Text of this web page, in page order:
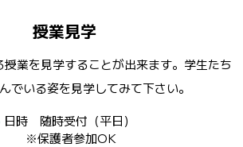
授業見学
業を見学することが出来ます。学生たち
でいる姿を見学してみて下さい。
日時 随時受付（平日）
※保護者参加OK